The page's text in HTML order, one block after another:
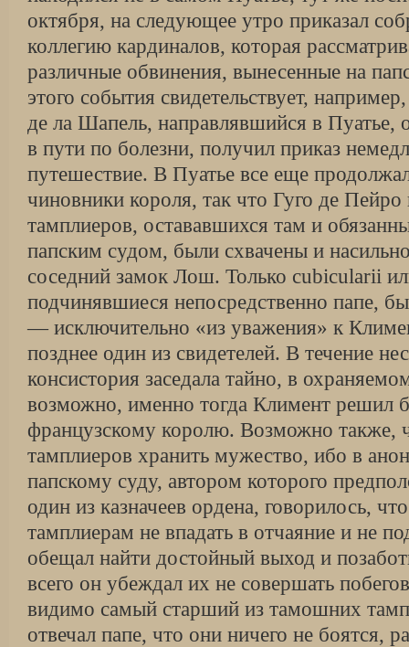
октября, на следующее утро приказал
коллегию кардиналов, которая
различные обвинения, вынесенные на
этого события свидетельствует,
де ла Шапель, направлявшийся в Пуатье,
в пути по болезни, получил приказ
путешествие. В Пуатье все еще
чиновники короля, так что Гуго де
тамплиеров, остававшихся там и
папским судом, были схвачены и
соседний замок Лош. Только cubicularii
подчинявшиеся непосредственно папе,
— исключительно «из уважения» к
позднее один из свидетелей. В течение
консистория заседала тайно, в
возможно, именно тогда Климент решил
французскому королю. Возможно также,
тамплиеров хранить мужество, ибо в
папскому суду, автором которого
один из казначеев ордена, говорилось,
тамплиерам не впадать в отчаяние и не
обещал найти достойный выход и
всего он убеждал их не совершать
видимо самый старший из тамошних
отвечал папе, что они ничего не боятся,